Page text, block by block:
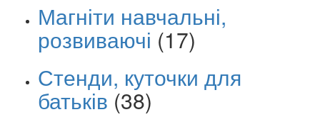
Магніти навчальні,
розвиваючі (17)
Стенди, куточки для
батьків (38)